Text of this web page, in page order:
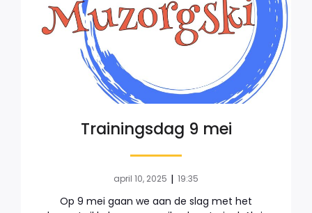
Trainingsdag 9 mei
april 10, 2025 | 19:35
Op 9 mei gaan we aan de slag met het